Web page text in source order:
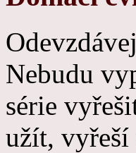
Nebudu
série
užít, vyřeší